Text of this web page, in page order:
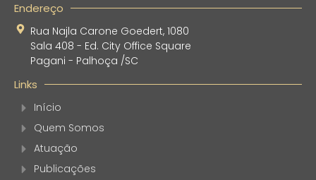
Endereço
Rua Najla Carone Goedert, 1080
Sala 408 - Ed. City Office Square
Pagani - Palhoça /SC
Links
Início
Quem Somos
Atuação
Publicações